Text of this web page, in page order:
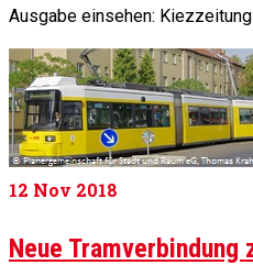
Ausgabe einsehen:
12 Nov 2018
Neue Tramverbindung